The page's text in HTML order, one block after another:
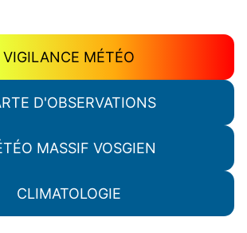
VIGILANCE MÉTÉO
D'OBSERVATIONS
MASSIF VOSGIEN
CLIMATOLOGIE